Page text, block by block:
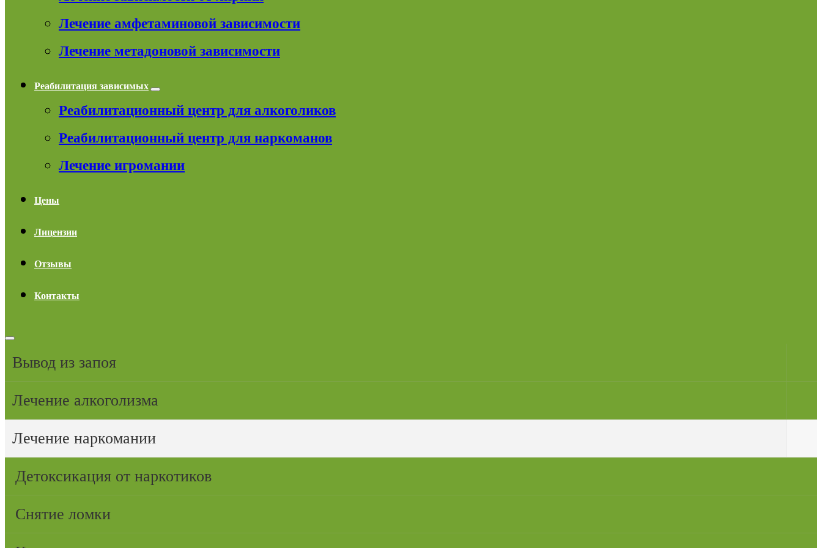
Лечение амфетаминовой зависимости
Лечение метадоновой зависимости
Реабилитация зависимых
Реабилитационный центр для алкоголиков
Реабилитационный центр для наркоманов
Лечение игромании
Цены
Лицензии
Отзывы
Контакты
Вывод из запоя
Лечение алкоголизма
Лечение наркомании
Детоксикация от наркотиков
Снятие ломки